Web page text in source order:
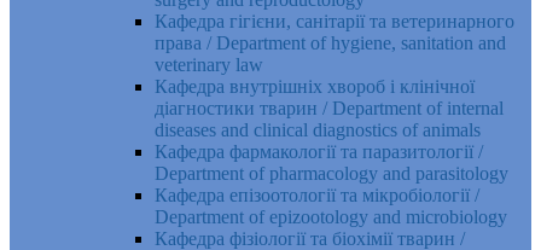
Кафедра гігієни, санітарії та ветеринарного
права / Department of hygiene, sanitation and
veterinary law
Кафедра внутрішніх хвороб і клінічної
діагностики тварин / Department of internal
diseases and clinical diagnostics of animals
Кафедра фармакології та паразитології /
Department of pharmacology and parasitology
Кафедра епізоотології та мікробіології /
Department of epizootology and microbiology
Кафедра фізіології та біохімії тварин /